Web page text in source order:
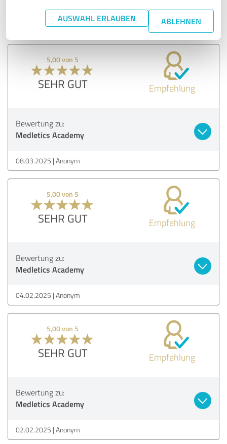
AUSWAHL ERLAUBEN ABLEHNEN
18.04.2025 Anonym
5,00 von 5
SEHR GUT Empfehlung
Bewertung zu:
Medletics Academy
08.03.2025 Anonym
5,00 von 5
SEHR GUT Empfehlung
Bewertung zu:
Medletics Academy
04.02.2025 Anonym
5,00 von 5
SEHR GUT Empfehlung
Bewertung zu:
Medletics Academy
02.02.2025 Anonym